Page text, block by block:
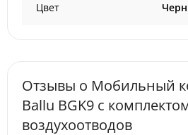
Цвет
Отзывы о Мобильный
Ballu BGK9 с
воздухоотводов